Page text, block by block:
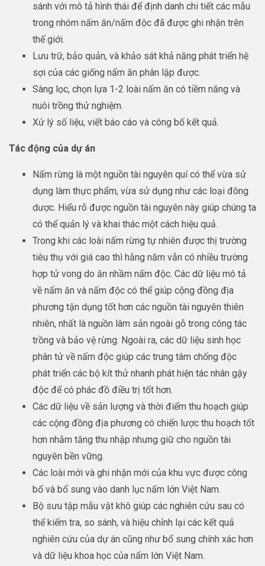
sánh với mô tả hình thái để định danh chi tiết các mẫu
trong nhóm nấm ăn/nấm độc đã được ghi nhận trên
thế giới.
Lưu trữ, bảo quản, và khảo sát khả năng phát triển hệ
sợi của các giống nấm ăn phân lập được.
Sàng lọc, chọn lựa 1-2 loài nấm ăn có tiềm năng và
nuôi trồng thử nghiệm.
Xử lý số liệu, viết báo cáo và công bố kết quả.
Tác động của dự án
Nấm rừng là một nguồn tài nguyên quí có thể vừa sử
dụng làm thực phẩm, vừa sử dụng như các loại đông
dược. Hiểu rõ được nguồn tài nguyên này giúp chúng ta
có thể quản lý và khai thác một cách hiệu quả.
Trong khi các loài nấm rừng tự nhiên được thị trường
tiêu thụ với giá cao thì hằng năm vẫn có nhiều trường
hợp tử vong do ăn nhầm nấm độc. Các dữ liệu mô tả
về nấm ăn và nấm độc có thể giúp cộng đồng địa
phương tận dụng tốt hơn các nguồn tài nguyên thiên
nhiên, nhất là nguồn lâm sản ngoài gỗ trong công tác
trồng và bảo vệ rừng. Ngoài ra, các dữ liệu sinh học
phân tử về nấm độc giúp các trung tâm chống độc
phát triển các bộ kít thử nhanh phát hiện tác nhân gậy
độc để có phác đồ điều trị tốt hơn.
Các dữ liệu về sản lượng và thời điểm thu hoạch giúp
các cộng đồng địa phương có chiến lược thu hoạch tốt
hơn nhằm tăng thu nhập nhưng giữ cho nguồn tài
nguyên bền vững.
Các loài mới và ghi nhận mới của khu vực được công
bố và bổ sung vào danh lục nấm lớn Việt Nam.
Bộ sưu tập mẫu vật khô giúp các nghiên cứu sau có
thể kiểm tra, so sánh, và hiệu chỉnh lại các kết quả
nghiên cứu của dự án cũng như bổ sung chính xác hơn
và dữ liệu khoa học của nấm lớn Việt Nam.